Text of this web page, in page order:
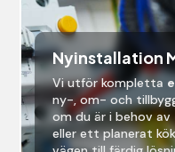
Nyinstallation
Vi utför kompletta
ny-, om- och
om du är i behov av
eller ett planerat